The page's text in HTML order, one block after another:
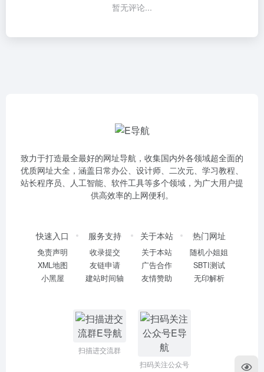
暂无评论...
致力于打造最全最好的网址导航，收集国内外各领域超全面的
优质网址大全，涵盖日常办公、设计师、二次元、学习教程、
站长程序员、人工智能、软件工具等多个领域，为广大用户提
供高效率的上网便利。
快速入口
免责声明
XML地图
小黑屋
服务支持
收录提交
友链申请
建站时间轴
关于本站
关于本站
广告合作
友情赞助
热门网址
随机小姐姐
SBTI测试
无印解析
扫描进交流群
扫码关注公众号